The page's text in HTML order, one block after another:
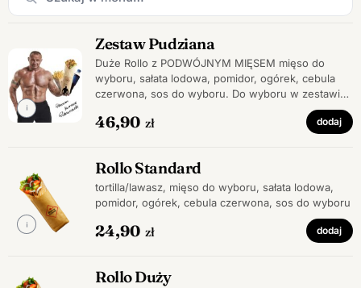
Zestaw Pudziana
Duże Rollo z PODWÓJNYM MIĘSEM mięso do
wyboru, sałata lodowa, pomidor, ogórek, cebula
czerwona, sos do wyboru. Do wyboru w zestawie
46,90 zł dodaj
Rollo Standard
tortilla/lawasz, mięso do wyboru, sałata lodowa,
pomidor, ogórek, cebula czerwona, sos do wyboru
24,90 zł dodaj
Rollo Duży